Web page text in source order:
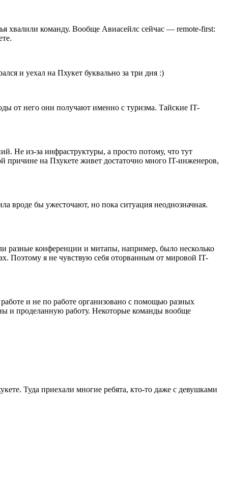
хвалили команду. Вообще Авиасейлс сейчас — remote-first:
и уехал на Пхукет буквально за три дня :)
от него они получают именно с туризма. Тайские IT-
Не из-за инфраструктуры, а просто потому, что тут
причине на Пхукете живет достаточно много IT-инженеров,
вроде бы ужесточают, но пока ситуация неоднозначная.
разные конференции и митапы, например, было несколько
Поэтому я не чувствую себя оторванным от мировой IT-
и не по работе организовано с помощью разных
и проделанную работу. Некоторые команды вообще
Туда приехали многие ребята, кто-то даже с девушками